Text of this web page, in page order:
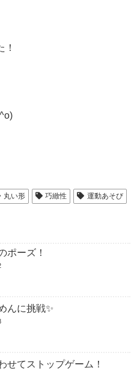
丸い形 巧緻性 運動あそび
ポーズ！
んに挑戦✨
せてストップゲーム！